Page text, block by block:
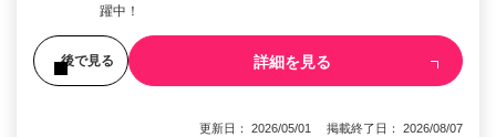
躍中！
後で見る 詳細を見る
更新日： 2026/05/01 掲載終了日： 2026/08/07